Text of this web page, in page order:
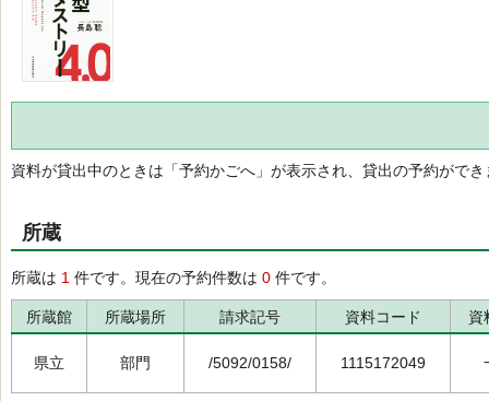
資料が貸出中のときは「予約かごへ」が表示され、貸出の予約ができ
所蔵
所蔵は 1 件です。現在の予約件数は 0 件です。
所蔵館 所蔵場所 請求記号 資料コード 資
県立 部門 /5092/0158/ 1115172049